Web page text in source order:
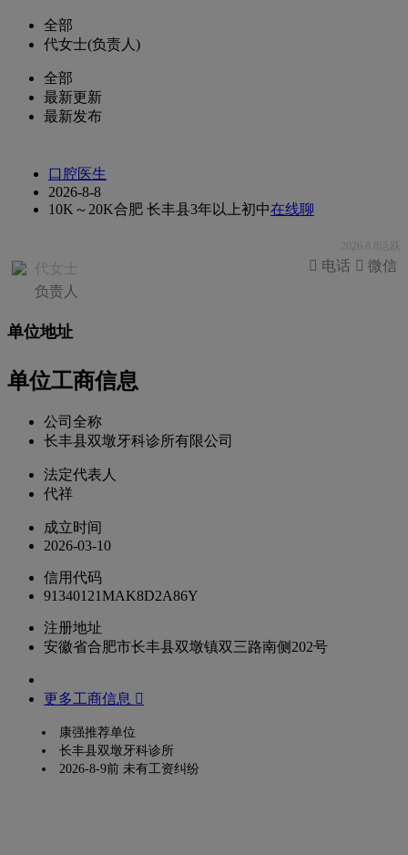
全部
代女士(负责人)
全部
最新更新
最新发布
口腔医生
2026-8-8
10K～20K合肥 长丰县3年以上初中在线聊
2026.8.8活跃
代女士
负责人
 微信
 电话
单位地址
单位工商信息
公司全称
长丰县双墩牙科诊所有限公司
法定代表人
代祥
成立时间
2026-03-10
信用代码
91340121MAK8D2A86Y
注册地址
安徽省合肥市长丰县双墩镇双三路南侧202号
更多工商信息 
康强推荐单位
长丰县双墩牙科诊所
2026-8-9前 未有工资纠纷